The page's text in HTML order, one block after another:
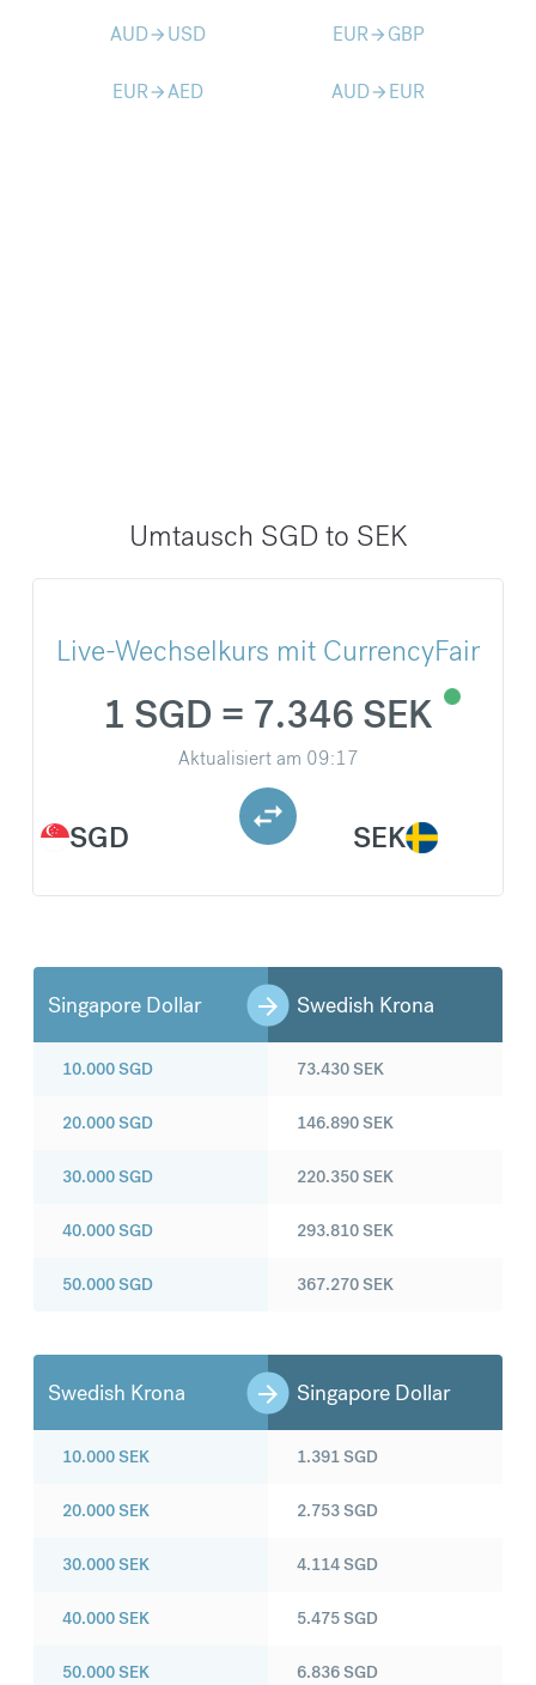
AUDarrow_forward USD EURarrow_forward GBP
EURarrow_forwardAED AUDarrow_forward EUR
Umtausch SGD to SEK
Live-Wechselkurs mit CurrencyFair
SGD
1 SGD = 7.346 SEK
Aktualisiert am 09:17
SEK
Singapore Dollar Swedish Krona
10.000SGD
20.000SGD
30.000SGD
40.000SGD
50.000SGD
73.430SEK
146.890SEK
220.350SEK
293.810SEK
367.270SEK
Swedish Krona Singapore Dollar
10.000SEK
20.000SEK
30.000SEK
40.000SEK
50.000SEK
1.391SGD
2.753SGD
4.114SGD
5.475SGD
6.836SGD